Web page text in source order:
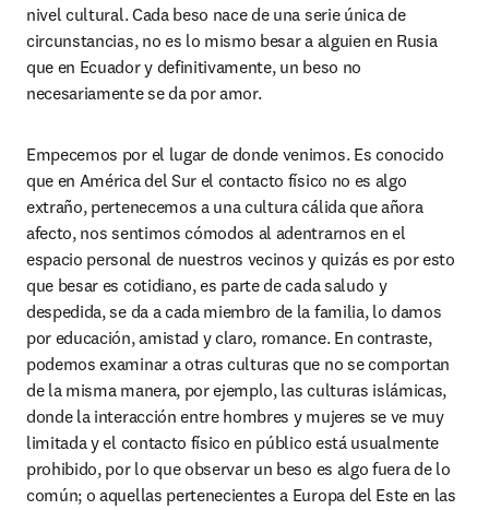
nivel cultural. Cada beso nace de una serie única de
circunstancias, no es lo mismo besar a alguien en Rusia
que en Ecuador y definitivamente, un beso no
necesariamente se da por amor.
Empecemos por el lugar de donde venimos. Es conocido
que en América del Sur el contacto físico no es algo
extraño, pertenecemos a una cultura cálida que añora
afecto, nos sentimos cómodos al adentrarnos en el
espacio personal de nuestros vecinos y quizás es por esto
que besar es cotidiano, es parte de cada saludo y
despedida, se da a cada miembro de la familia, lo damos
por educación, amistad y claro, romance. En contraste,
podemos examinar a otras culturas que no se comportan
de la misma manera, por ejemplo, las culturas islámicas,
donde la interacción entre hombres y mujeres se ve muy
limitada y el contacto físico en público está usualmente
prohibido, por lo que observar un beso es algo fuera de lo
común; o aquellas pertenecientes a Europa del Este en las